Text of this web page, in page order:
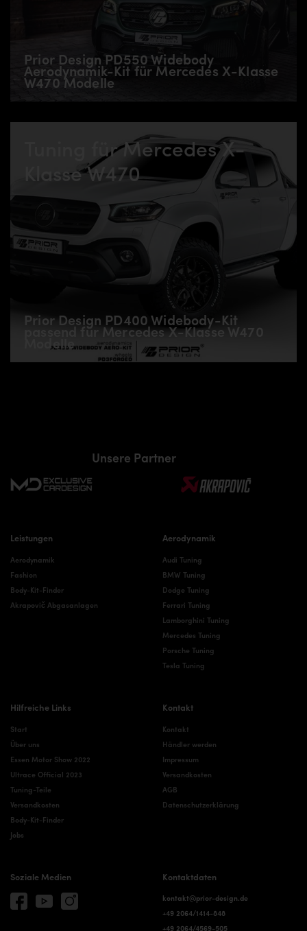
Prior Design PD550 Widebody
Aerodynamik-Kit für Mercedes X-Klasse
W470 Modelle
Tuning für Mercedes X-
Klasse W470
Prior Design PD400 Widebody-Kit
passend für Mercedes X-Klasse W470
Modelle
Unsere Partner
Leistungen
Aerodynamik
Fashion
Body-Kit-Finder
Akrapovič Abgasanlagen
Aerodynamik
Audi Tuning
BMW Tuning
Dodge Tuning
Ferrari Tuning
Lamborghini Tuning
Mercedes Tuning
Porsche Tuning
Tesla Tuning
Hilfreiche Links
Start
Über uns
Essen Motor Show 2022
Ultrace Official 2023
Tuning-Teile
Versandkosten
Body-Kit-Finder
Jobs
Kontakt
Kontakt
Händler werden
Impressum
Versandkosten
AGB
Datenschutzerklärung
Soziale Medien Kontaktdaten
kontakt@prior-design.de
+49 2064/1414-848
+49 2064/4569-505